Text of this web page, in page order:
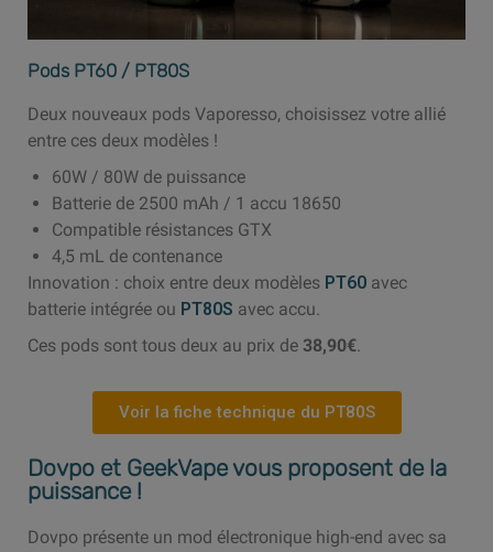
Pods PT60 / PT80S
Deux nouveaux pods Vaporesso, choisissez votre allié
entre ces deux modèles !
60W / 80W de puissance
Batterie de 2500 mAh / 1 accu 18650
Compatible résistances GTX
4,5 mL de contenance
Innovation : choix entre deux modèles PT60 avec
batterie intégrée ou PT80S avec accu.
Ces pods sont tous deux au prix de 38,90€.
Voir la fiche technique du PT80S
Dovpo et GeekVape vous proposent de la
puissance !
Dovpo présente un mod électronique high-end avec sa